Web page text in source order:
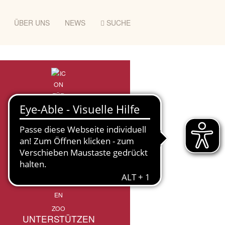
ÜBER UNS NEWS SUCHE
ZOO
UNTERSTÜTZEN